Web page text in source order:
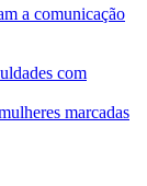
a comunicação
com
marcadas